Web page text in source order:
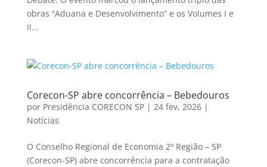
obras “Aduana e Desenvolvimento” e os Volumes I e
II...
Corecon-SP abre concorrência – Bebedouros
por Presidência CORECON SP| 24 fev, 2026|
Notícias
O Conselho Regional de Economia 2º Região – SP
(Corecon-SP) abre concorrência para a contratação